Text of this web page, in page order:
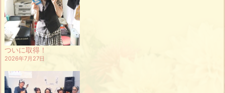
ついに取得！
2026年7月27日